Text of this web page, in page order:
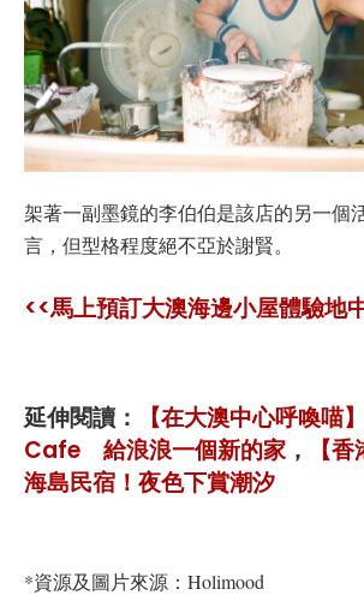
架著一副墨鏡的李伯伯是該店的另一個
言，但型格程度絕不亞於謝賢。
<<馬上預訂大澳海邊小屋體驗地
延伸閱讀：
【在大澳中心呼喚喵
Cafe 給浪浪一個新的家 ，
【
海島民宿！夜色下賞潮汐
*資源及圖片來源：Holimood